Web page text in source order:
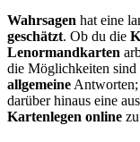
Wahrsagen hat eine
geschätzt. Ob du die
Lenormandkarten
die Möglichkeiten sind
allgemeine Antworten;
darüber hinaus eine
Kartenlegen online